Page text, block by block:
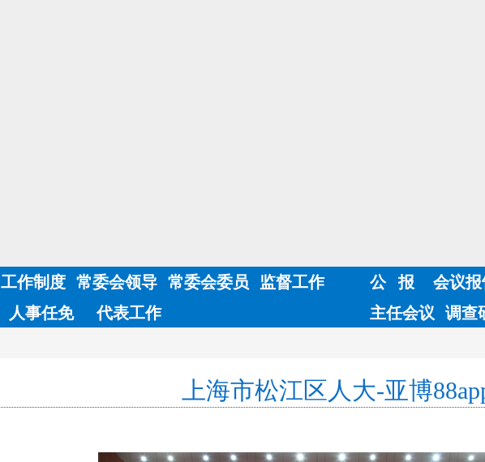
工作制度 常委会领导 常委会委员
监督工作
人事任免 代表工作
公 报 会议报
主任会议
调查
上海市松江区人大-亚博